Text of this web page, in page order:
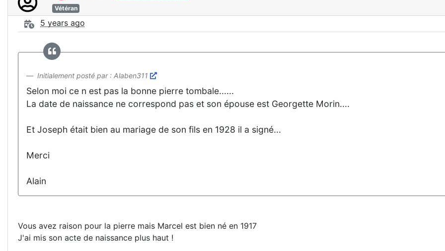
Vétéran
5 years ago
Initialement posté par : Alaben311
Selon moi ce n est pas la bonne pierre tombale......
La date de naissance ne correspond pas et son épouse est Georgette Morin....
Et Joseph était bien au mariage de son fils en 1928 il a signé...
Merci
Alain
Vous avez raison pour la pierre mais Marcel est bien né en 1917
J'ai mis son acte de naissance plus haut !